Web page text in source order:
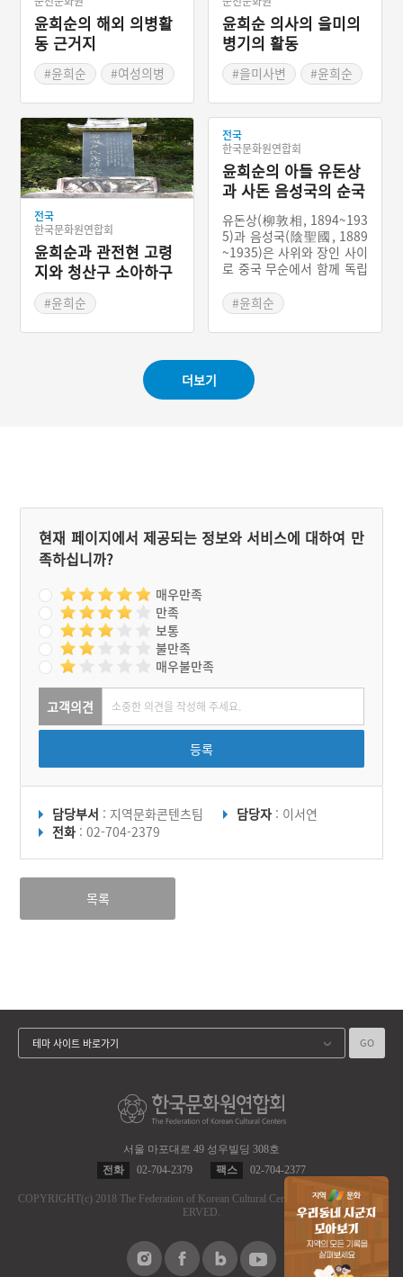
윤희순의 해외 의병활
동 근거지
#윤희순
#여성의병
#환인현 파리전자 취리두
남산마을
#노학당
#무순 포가둔
윤희순 의사의 을미의
병기의 활동
#을미사변
#윤희순
#해평윤씨일생록
#단발령
전국
한국문화원연합회
윤희순과 관전현 고령
지와 청산구 소아하구
의 독립운동근거지
#윤희순
전국
한국문화원연합회
윤희순의 아들 유돈상
과 사돈 음성국의 순국
유돈상(柳敦相, 1894~193
5)과 음성국(陰聖國, 1889
~1935)은 사위와 장인 사이
로 중국 무순에서 함께 독립
순의 도움을 받아 조선독립
단을 조직하고 학교를 만들
고 가족부대를 만들어서 직
그러다가 일경에 체포되어
1935년 무순 감옥에서 옥사
를 하였다.
#윤희순
#음성국
#조선인민회 영릉분회
더보기
현재 페이지에서 제공되는 정보와 서비스에 대하여 만
족하십니까?
매우만족
만족
보통
불만족
매우불만족
고객의견
등록
담당부서 : 지역문화콘텐츠팀 담당자 : 이서연
전화 : 02-704-2379
목록
서울 마포대로 49 성우빌딩 308호
전화
02-704-2379 팩스 02-704-2377
COPYRIGHT(c) 2018 The Federation of Korean Cultural Centers.
ALL RIGHT RES
ERVED.
테마 사이트 바로가기 GO